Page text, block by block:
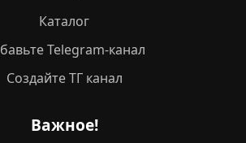
Каталог
Telegram-канал
Создайте ТГ канал
Важное!